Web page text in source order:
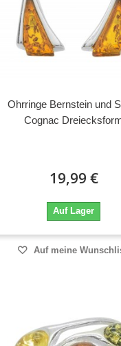
Ohrringe Bernstein und
Cognac
19,99 €
Auf Lager
Auf meine